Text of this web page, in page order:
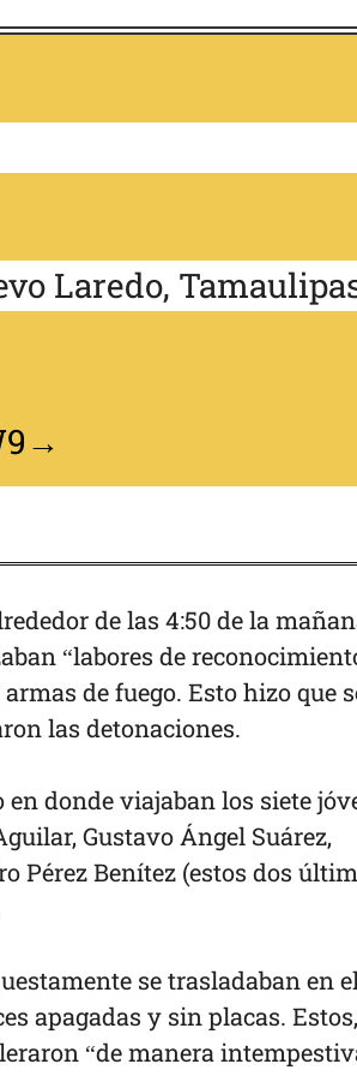
Laredo,
de las 4:50 de la
“labores de
de fuego. Esto hizo que
las detonaciones.
donde viajaban los siete
Gustavo Ángel Suárez,
Pérez Benítez (estos dos
se trasladaban en
apagadas y sin placas.
“de manera